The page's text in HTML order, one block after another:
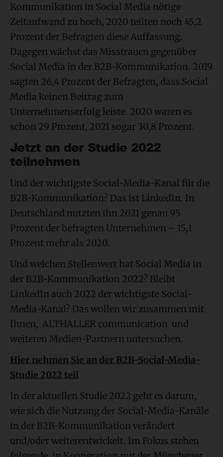
Kommunikation in Social Media nötige
Zeitaufwand zu hoch, 2020 teilten noch 45,2
Prozent der Befragten diese Auffassung.
Dagegen wächst das Misstrauen gegenüber
Social Media in der B2B-Kommunikation. 2019
sagten 26,4 Prozent der Befragten, dass Social
Media keinen Beitrag zum
Unternehmenserfolg leiste. 2020 waren es
schon 29 Prozent, 2021 sogar 30,8 Prozent.
Jetzt an der Studie 2022
teilnehmen
Und der wichtigste Social-Media-Kanal für die
B2B-Kommunikation? Das ist LinkedIn. In
Deutschland nutzten ihn 2021 genau 95
Prozent der befragten Unternehmen – 15,1
Prozent mehr als 2020.
Und welchen Stellenwert hat Social Media in
der B2B-Kommunikation 2022? Bleibt
LinkedIn auch 2022 der wichtigste Social-
Media-Kanal? Das wollen wir zusammen mit
Ihnen, ALTHALLER communication und
weiteren Medien-Partnern untersuchen.
Hier nehmen Sie an der B2B-Social-Media-
Studie 2022 teil
In der aktuellen Studie 2022 geht es darum,
wie sich die Nutzung der Social-Media-Kanäle
in der B2B-Kommunikation verändert
und/oder weiterentwickelt. Im Fokus stehen